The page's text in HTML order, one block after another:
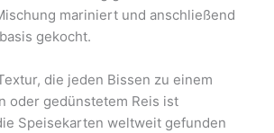
mariniert und anschließend
gekocht.
die jeden Bissen zu einem
oder gedünstetem Reis ist
Speisekarten weltweit gefunden